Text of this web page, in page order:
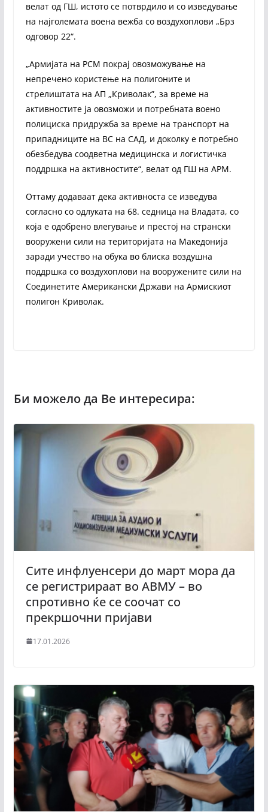
велат од ГШ, истото се потврдило и со изведување
на најголемата воена вежба со воздухоплови „Брз
одговор 22“.
„Армијата на РСМ покрај овозможување на
непречено користење на полигоните и
стрелиштата на АП „Криволак”, за време на
активностите ја овозможи и потребната воено
полициска придружба за време на транспорт на
припадниците на ВС на САД, и доколку е потребно
обезбедува соодветна медицинска и логистичка
поддршка на активностите“, велат од ГШ на АРМ.
Оттаму додаваат дека активноста се изведува
согласно со одлуката на 68. седница на Владата, со
која е одобрено влегување и престој на странски
вооружени сили на територијата на Македонија
заради учество на обука во блиска воздушна
поддршка со воздухоплови на вооружените сили на
Соединетите Американски Држави на Армискиот
полигон Криволак.
Сите инфлуенсери до март мора да
се регистрираат во АВМУ – во
спротивно ќе се соочат со
прекршочни пријави
17.01.2026